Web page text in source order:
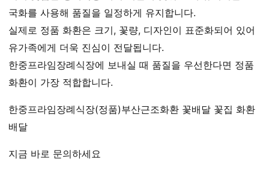
국화를 사용해 품질을 일정하게 유지합니다.
실제로 정품 화환은 크기, 꽃량, 디자인이 표준화되어 있어
유가족에게 더욱 진심이 전달됩니다.
한중프라임장례식장에 보내실 때 품질을 우선한다면 정품
화환이 가장 적합합니다.
한중프라임장례식장(정품)부산근조화환 꽃배달 꽃집 화환
배달
지금 바로 문의하세요